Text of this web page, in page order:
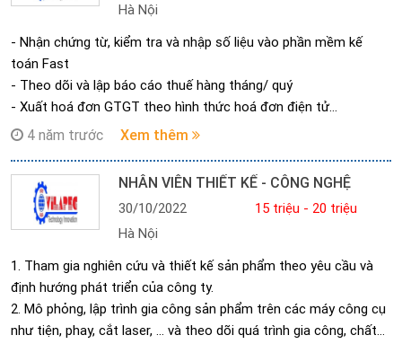
công ty giao phó.
Hà Nội
- Nhận chứng từ, kiểm tra và nhập số liệu vào phần mềm kế
toán Fast
- Theo dõi và lập báo cáo thuế hàng tháng/ quý
- Xuất hoá đơn GTGT theo hình thức hoá đơn điện tử
- Thanh toán trong nước: Kiểm tra hồ sơ, chứng từ kèm theo
UNC.
- Thanh toán nước ngoài: Kiểm tra hợp đồng, lệnh chuyển tiền,
đề nghị mở LC, đề nghị thanh toán của các bộ phận, lập công
văn mua ngoại tệ, đi thanh toán.
- Làm hồ sơ vay và theo dõi các khoản vay ngân hàng.
4 năm trước Xem thêm
NHÂN VIÊN THIẾT KẾ - CÔNG NGHỆ
30/10/2022
15 triệu - 20 triệu
Hà Nội
1. Tham gia nghiên cứu và thiết kế sản phẩm theo yêu cầu và
định hướng phát triển của công ty.
2. Mô phỏng, lập trình gia công sản phẩm trên các máy công cụ
như tiện, phay, cắt laser, … và theo dõi quá trình gia công, chất